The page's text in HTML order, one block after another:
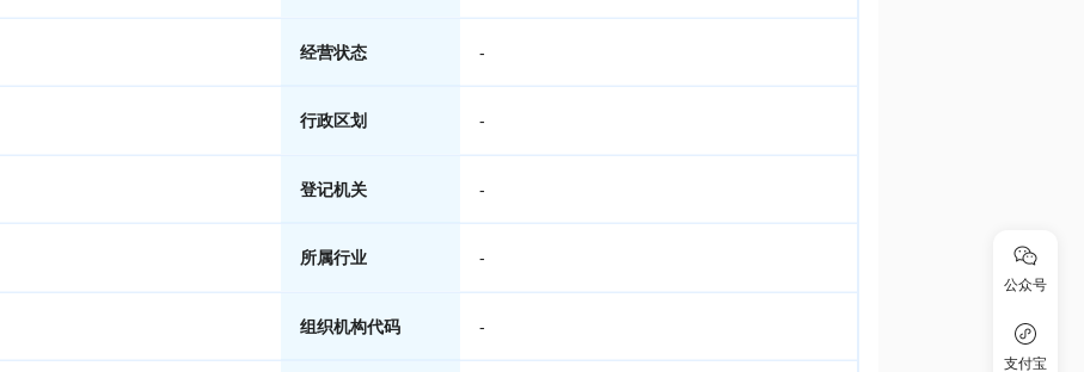
经营状态 -
行政区划 -
登记机关 -
所属行业 -
组织机构代码 -
公众号
支付宝